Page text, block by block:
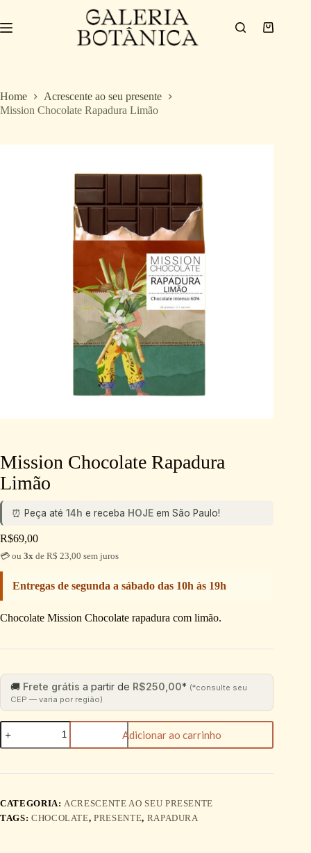
Home
Acrescente ao seu presente
Mission Chocolate Rapadura Limão
Mission Chocolate Rapadura
Limão
⏰ Peça até 14h e receba HOJE em São Paulo!
R$69,00
💳 ou 3x de R$ 23,00 sem juros
Entregas de segunda a sábado das 10h às 19h
Chocolate Mission Chocolate rapadura com limão.
🚚 Frete grátis a partir de R$250,00* (*consulte seu
CEP — varia por região)
Adicionar ao carrinho
CATEGORIA: ACRESCENTE AO SEU PRESENTE
TAGS: CHOCOLATE,PRESENTE, RAPADURA